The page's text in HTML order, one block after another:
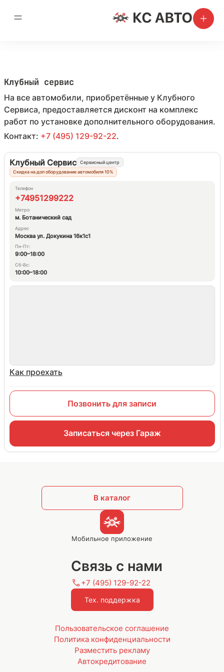
Клубный сервис
На все автомобили, приобретённые у Клубного
Сервиса, предоставляется дисконт на комплекс
работ по установке дополнительного оборудования.
Контакт: +7 (495) 129-92-22.
Клубный Сервис
Сервисный центр
Скидка на доп оборудование автомобиля 10%
Телефон
+74951299222
Метро
м. Ботанический сад
Адрес
Москва ул. Докукина 16к1с1
Пн-Пт:
9:00–18:00
Сб-Вс:
10:00–18:00
Как проехать
Позвонить для записи
Записаться через Гараж
Пользовательское соглашение
Политика конфиденциальности
Разместить рекламу
Автокредитование
В каталог
Мобильное приложение
Связь с нами
+7 (495) 129-92-22
Тех. поддержка